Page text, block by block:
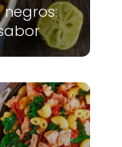
negros: